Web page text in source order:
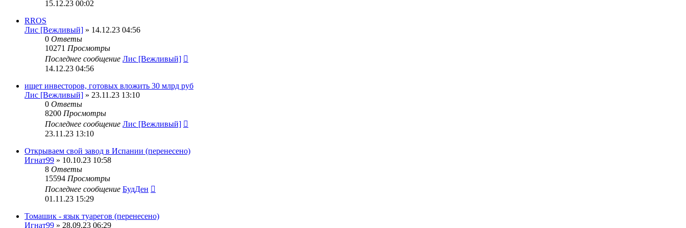
15.12.23 00:02
RROS
Лис [Вежливый] » 14.12.23 04:56
0 Ответы
10271 Просмотры
Последнее сообщение Лис [Вежливый]
14.12.23 04:56
ищет инвесторов, готовых вложить 30 млрд руб
Лис [Вежливый] » 23.11.23 13:10
0 Ответы
8200 Просмотры
Последнее сообщение Лис [Вежливый]
23.11.23 13:10
Открываем свой завод в Испании (перенесено)
Игнат99 » 10.10.23 10:58
8 Ответы
15594 Просмотры
Последнее сообщение БудДен
01.11.23 15:29
Томашик - язык туарегов (перенесено)
Игнат99 » 28.09.23 06:29